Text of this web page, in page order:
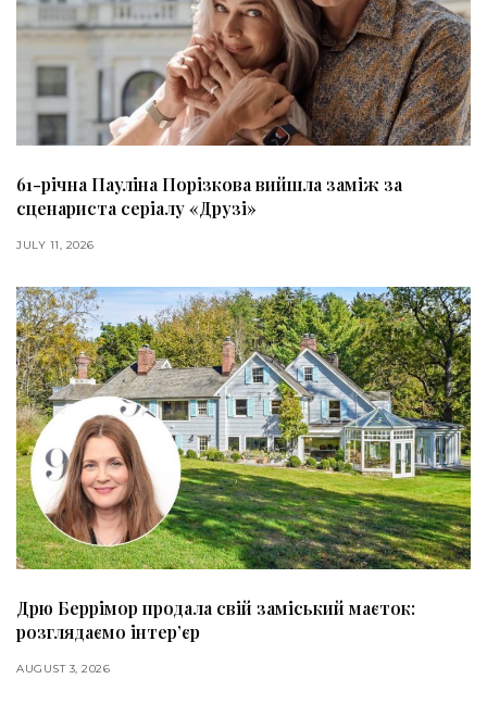
61-річна Пауліна Порізкова вийшла заміж за
сценариста серіалу «Друзі»
JULY 11, 2026
Дрю Беррімор продала свій заміський маєток:
розглядаємо інтер’єр
AUGUST 3, 2026